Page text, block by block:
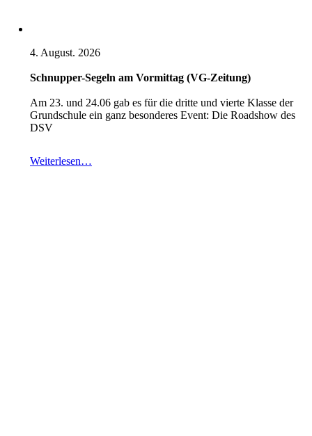
4. August. 2026
Schnupper-Segeln am Vormittag (VG-Zeitung)
Am 23. und 24.06 gab es für die dritte und vierte Klasse der
Grundschule ein ganz besonderes Event: Die Roadshow des
DSV
Weiterlesen…